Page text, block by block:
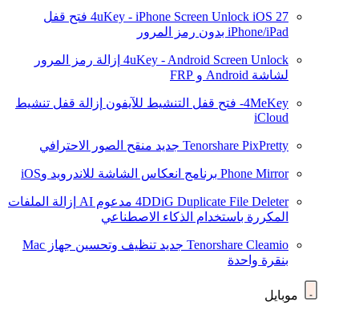
4uKey - iPhone Screen Unlock iOS 27
فتح قفل
iPhone/iPad بدون رمز المرور
4uKey - Android Screen Unlock إزالة رمز المرور
لشاشة Android و FRP
4MeKey- فتح قفل التنشيط للآيفون
إزالة قفل تنشيط
iCloud
Tenorshare PixPretty جديد منقح الصور الاحترافي
Phone Mirror برنامج انعكاس الشاشة للاندرويد وiOS
4DDiG Duplicate File Deleter مدعوم AI
إزالة الملفات
المكررة باستخدام الذكاء الاصطناعي
Tenorshare Cleamio جديد
تنظيف وتحسين جهاز Mac
بنقرة واحدة
موبايل